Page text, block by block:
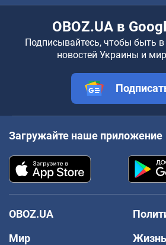
OBOZ.UA в
Подписывайтесь, чтобы быть в
новостей Украины и
Загружайте наше приложение
OBOZ.UA
Мир
Жизнь